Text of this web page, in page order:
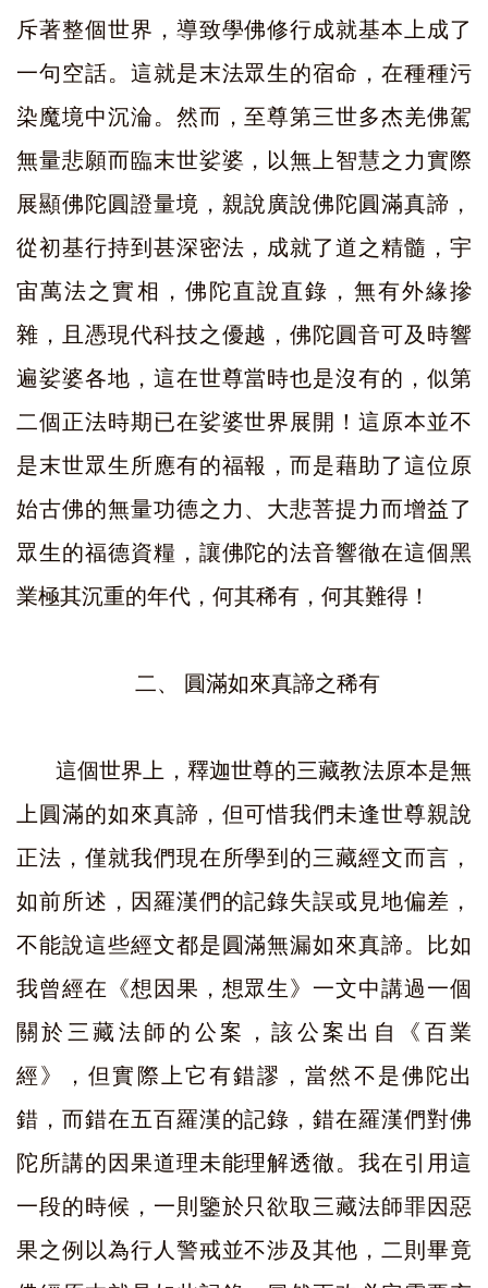
斥著整個世界，導致學佛修行成就基本上成了
一句空話。這就是末法眾生的宿命，在種種污
染魔境中沉淪。然而，至尊第三世多杰羌佛駕
無量悲願而臨末世娑婆，以無上智慧之力實際
展顯佛陀圓證量境，親說廣說佛陀圓滿真諦，
從初基行持到甚深密法，成就了道之精髓，宇
宙萬法之實相，佛陀直說直錄，無有外緣摻
雜，且憑現代科技之優越，佛陀圓音可及時響
遍娑婆各地，這在世尊當時也是沒有的，似第
二個正法時期已在娑婆世界展開！這原本並不
是末世眾生所應有的福報，而是藉助了這位原
始古佛的無量功德之力、大悲菩提力而增益了
眾生的福德資糧，讓佛陀的法音響徹在這個黑
業極其沉重的年代，何其稀有，何其難得！
二、 圓滿如來真諦之稀有
這個世界上，釋迦世尊的三藏教法原本是無
上圓滿的如來真諦，但可惜我們未逢世尊親說
正法，僅就我們現在所學到的三藏經文而言，
如前所述，因羅漢們的記錄失誤或見地偏差，
不能說這些經文都是圓滿無漏如來真諦。比如
我曾經在《想因果，想眾生》一文中講過一個
關於三藏法師的公案，該公案出自《百業
經》，但實際上它有錯謬，當然不是佛陀出
錯，而錯在五百羅漢的記錄，錯在羅漢們對佛
陀所講的因果道理未能理解透徹。我在引用這
一段的時候，一則鑒於只欲取三藏法師罪因惡
果之例以為行人警戒並不涉及其他，二則畢竟